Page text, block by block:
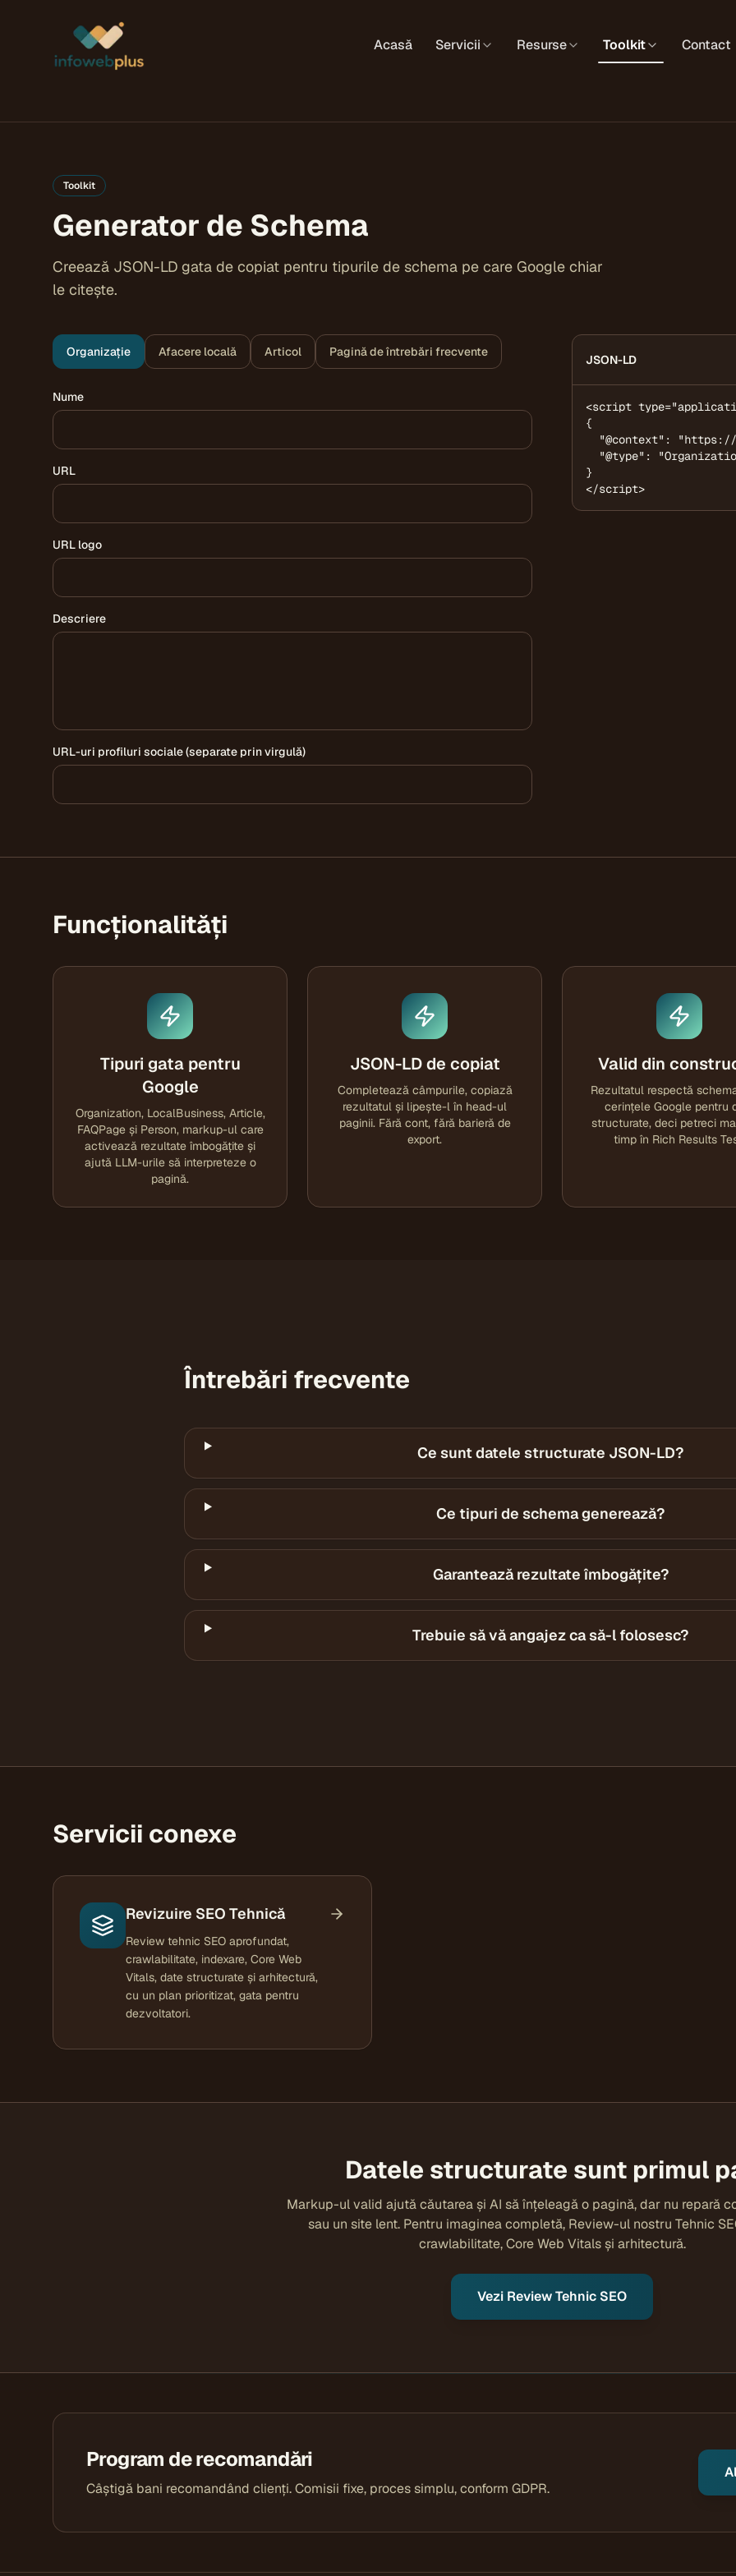
Acasă Servicii Resurse Toolkit Contact
Toolkit
Generator de Schema
Creează JSON-LD gata de copiat pentru tipurile de schema pe care Google chiar
le citește.
Organizație Afacere locală Articol Pagină de întrebări frecvente
Nume
URL
URL logo
Descriere
URL-uri profiluri sociale (separate prin virgulă)
JSON-LD
<script
{
"@context":
"@type":
}
</script>
Funcționalități
Tipuri gata pentru
Google
Organization, LocalBusiness, Article,
FAQPage și Person, markup-ul care
activează rezultate îmbogățite și
ajută LLM-urile să interpreteze o
pagină.
JSON-LD de copiat
Completează câmpurile, copiază
rezultatul și lipește-l în head-ul
paginii. Fără cont, fără barieră de
export.
Valid din
Rezultatul respectă
cerințele Google pentru
structurate, deci petreci
timp în Rich Results
Întrebări frecvente
Ce sunt datele structurate JSON-LD?
Ce tipuri de schema generează?
Garantează rezultate îmbogățite?
Trebuie să vă angajez ca să-l folosesc?
Servicii conexe
Revizuire SEO Tehnică
Review tehnic SEO aprofundat,
crawlabilitate, indexare, Core Web
Vitals, date structurate și arhitectură,
cu un plan prioritizat, gata pentru
dezvoltatori.
Datele structurate sunt primul
Markup-ul valid ajută căutarea și AI să înțeleagă o pagină, dar nu repară
sau un site lent. Pentru imaginea completă, Review-ul nostru Tehnic
crawlabilitate, Core Web Vitals și arhitectură.
Vezi Review Tehnic SEO
Program de recomandări
Câștigă bani recomandând clienți. Comisii fixe, proces simplu, conform GDPR.